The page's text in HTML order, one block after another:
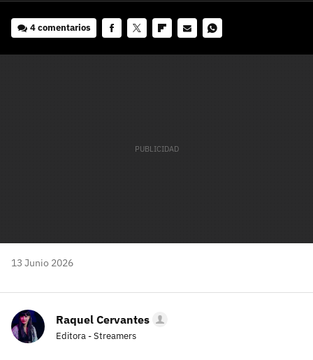
4 comentarios
13 Junio 2026
Raquel Cervantes
Editora - Streamers